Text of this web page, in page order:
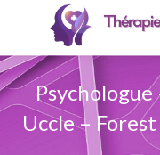
Uccle –